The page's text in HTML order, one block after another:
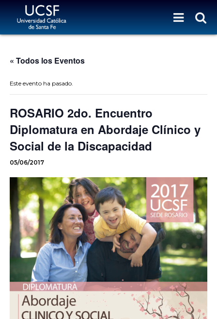
« Todos los Eventos
Este evento ha pasado.
ROSARIO 2do. Encuentro
Diplomatura en Abordaje Clínico y
Social de la Discapacidad
05/06/2017